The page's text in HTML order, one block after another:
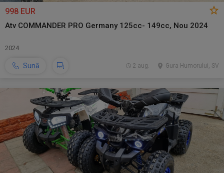
998 EUR
Atv COMMANDER PRO Germany 125cc- 149cc, Nou 2024
2024
Sună Gura Humorului, SV
2 aug.